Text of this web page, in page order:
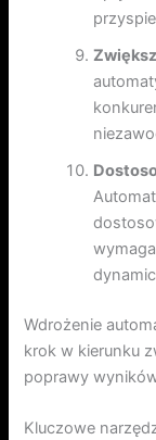
Wdrożenie
krok w kierunku
poprawy
Kluczowe